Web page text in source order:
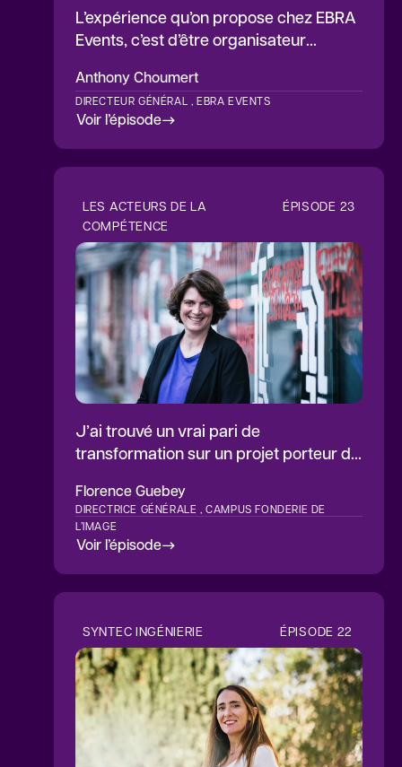
L’expérience qu’on propose chez EBRA
Events, c’est d’être organisateur
AnthonyChoumert
DIRECTEUR GÉNÉRAL , EBRA EVENTS
Voir l’épisode
LES ACTEURS DE LA
COMPÉTENCE
ÉPISODE 23
J’ai trouvé un vrai pari de
transformation sur un projet porteur de
FlorenceGuebey
DIRECTRICE GÉNÉRALE , CAMPUS FONDERIE DE
L’IMAGE
Voir l’épisode
SYNTEC INGÉNIERIE ÉPISODE 22